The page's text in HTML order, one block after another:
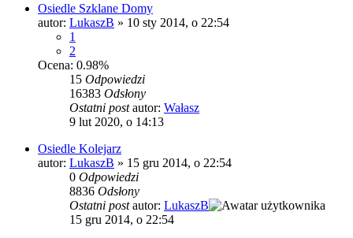
Osiedle Szklane Domy
autor: LukaszB » 10 sty 2014, o 22:54
1
2
Ocena: 0.98%
15 Odpowiedzi
16383 Odsłony
Ostatni postautor: Wałasz
9 lut 2020, o 14:13
Osiedle Kolejarz
autor: LukaszB » 15 gru 2014, o 22:54
0 Odpowiedzi
8836 Odsłony
Ostatni postautor: LukaszB
15 gru 2014, o 22:54